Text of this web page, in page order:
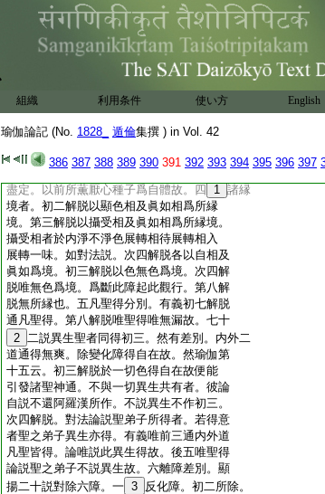
組織 利用条件 使い方 English
瑜伽論記 (No. 1828_ 遁倫集撰 ) in Vol. 42
386 387 388 389 390 391 392 393 394 395 396 397
離自欲故。若依有學等得不要離染故此不
説。又空識處言思惟自地者。由彼二名自地
爲稱。無所有處以識無有爲自地名。故於識
處思惟勝解。有頂解脱亦然。下之三地名想
生處。遍於此處思惟勝解唯在根本非近分
地。上已依論二門分別。三出體性者。七十三
説。五法之中世間出世間正智爲自性。有漏
者分別中世間正智攝。無漏者即無分別智
後得智攝。唯慧爲性。縁色非色及眞如境離
諸定障引生勝徳非餘能故。若相應體初七
四蘊性。眷屬五蘊性。第八解脱二十二法滅
盡定。以前所薫厭心種子爲自體故。四
1 諸縁
境者。初二解脱以顯色相及眞如相爲所縁
境。第三解脱以攝受相及眞如相爲所縁境。
攝受相者於内淨不淨色展轉相待展轉相入
展轉一味。如對法説。次四解脱各以自相及
眞如爲境。初三解脱以色無色爲境。次四解
脱唯無色爲境。爲斷此障起此觀行。第八解
脱無所縁也。五凡聖得分別。有義初七解脱
通凡聖得。第八解脱唯聖得唯無漏故。七十
2 二説異生聖者同得初三。然有差別。内外二
道通得無爽。除變化障得自在故。然瑜伽第
十五云。初三解脱於一切色得自在故便能
引發諸聖神通。不與一切異生共有者。彼論
自説不還阿羅漢所作。不説異生不作初三。
次四解脱。對法論説聖弟子所得者。若得意
者聖之弟子異生亦得。有義唯前三通内外道
凡聖皆得。論唯説此異生得故。後五唯聖得
論説聖之弟子不説異生故。六離障差別。顯
揚二十説對除六障。一 3 反化障。初二所除。